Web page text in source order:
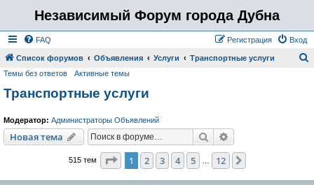
Независимый Форум города Дубна
FAQ Вход
Регистрация
Список форумов Объявления Услуги Транспортные услуги
Темы без ответов Активные темы
Транспортные услуги
Модератор: Администраторы Объявлений
Новая тема Поиск
515 тем Страница из 12
1 2 3 4 5 12